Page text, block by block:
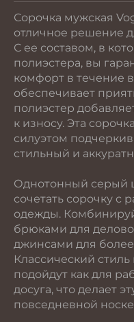
Сорочка мужская
отличное решение
С ее составом, в
полиэстера, вы
комфорт в течение
обеспечивает
полиэстер
к износу. Эта
силуэтом
стильный и
Однотонный серый
сочетать сорочку
одежды.
брюками для
джинсами для
Классический
подойдут как для
досуга, что делает
повседневной